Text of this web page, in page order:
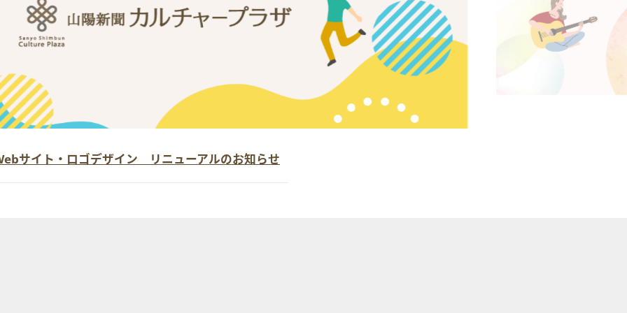
サイト・ロゴデザイン リニューアルのお知らせ